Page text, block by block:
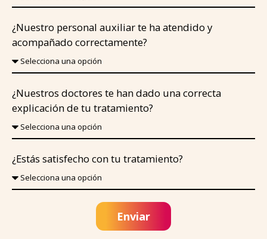
¿Nuestro personal auxiliar te ha atendido y
acompañado correctamente?
¿Nuestros doctores te han dado una correcta
explicación de tu tratamiento?
¿Estás satisfecho con tu tratamiento?
Enviar